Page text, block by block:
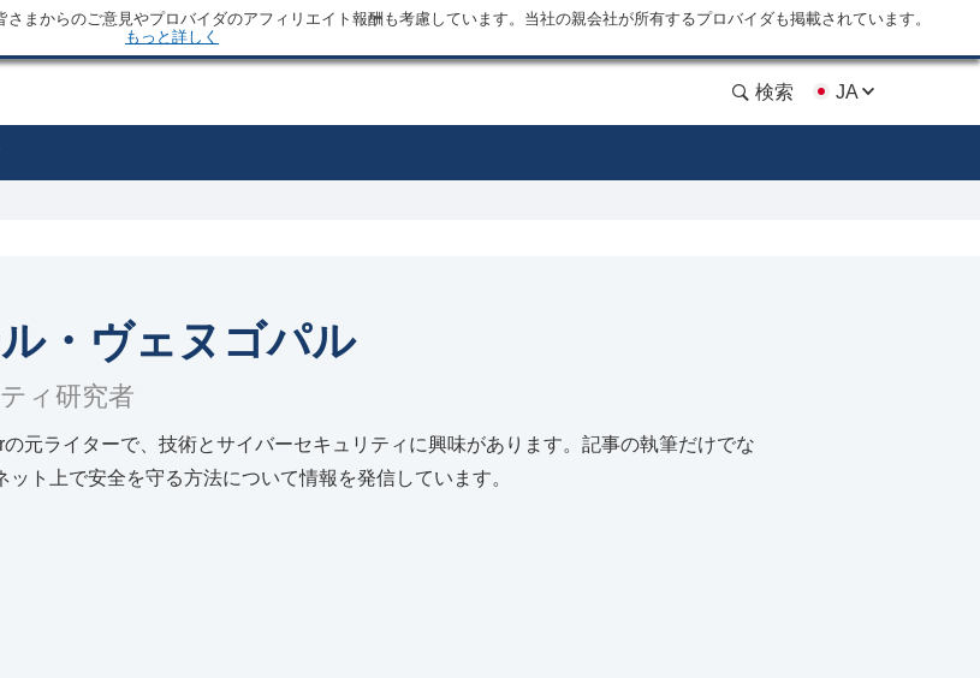
まからのご意見やプロバイダのアフィリエイト報酬も考慮しています。当社の親会社が所有するプロバイダも掲載されています。
もっと詳しく
検索 JA
・ヴェヌゴパル
ィ研究者
元ライターで、技術とサイバーセキュリティに興味があります。記事の執筆だけでな
ット上で安全を守る方法について情報を発信しています。